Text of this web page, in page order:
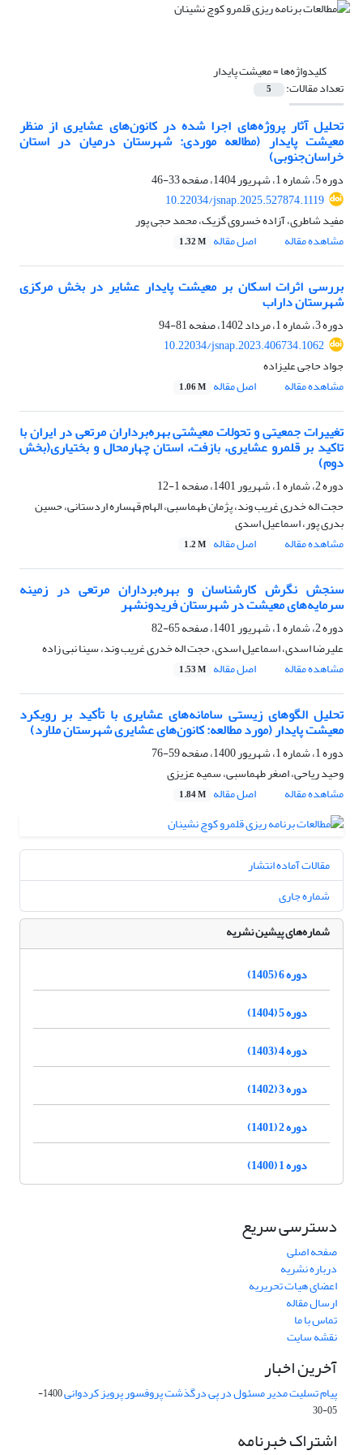
کلیدواژه‌ها =معیشت پایدار
تعداد مقالات: 5
تحلیل آثار پروژه‌های اجرا شده در کانون‌های عشایری از منظر
معیشت پایدار (مطالعه موردی: شهرستان درمیان در استان
خراسان‌جنوبی)
دوره 5، شماره 1، شهریور 1404، صفحه
33-46
10.22034/jsnap.2025.527874.1119
مفید شاطری، آزاده خسروی گزیک، محمد حجی پور
مشاهده مقاله
اصل مقاله 1.32 M
بررسی اثرات اسکان بر معیشت پایدار عشایر در بخش مرکزی
شهرستان داراب
دوره 3، شماره 1، مرداد 1402، صفحه
81-94
10.22034/jsnap.2023.406734.1062
جواد حاجی علیزاده
مشاهده مقاله
اصل مقاله 1.06 M
تغییرات جمعیتی و تحولات معیشتی بهره‌برداران مرتعی در ایران با
تاکید بر قلمرو عشایری، بازفت، استان چهارمحال و بختیاری(بخش
دوم)
دوره 2، شماره 1، شهریور 1401، صفحه
1-12
حجت اله خدری غریب وند، پژمان طهماسبی، الهام قهساره اردستانی، حسین
بدری پور، اسماعیل اسدی
مشاهده مقاله
اصل مقاله 1.2 M
سنجش نگرش کارشناسان و بهره‌برداران مرتعی در زمینه
سرمایه‌های معیشت در شهرستان فریدونشهر
دوره 2، شماره 1، شهریور 1401، صفحه
65-82
علیرضا اسدی، اسماعیل اسدی، حجت اله خدری غریب وند، سینا نبی زاده
مشاهده مقاله
اصل مقاله 1.53 M
تحلیل الگوهای زیستی سامانه‌های عشایری با تأکید بر رویکرد
معیشت پایدار (مورد مطالعه: کانون‌های عشایری شهرستان ملارد)
دوره 1، شماره 1، شهریور 1400، صفحه
59-76
وحید ریاحی، اصغر طهماسبی، سمیه عزیزی
مشاهده مقاله
اصل مقاله 1.84 M
مقالات آماده انتشار
شماره جاری
شماره‌های پیشین نشریه
دوره 6 (1405)
دوره 5 (1404)
دوره 4 (1403)
دوره 3 (1402)
دوره 2 (1401)
دوره 1 (1400)
دسترسی سریع
صفحه اصلی
درباره نشریه
اعضای هیات تحریریه
ارسال مقاله
تماس با ما
نقشه سایت
آخرین اخبار
پیام تسلیت مدیر مسئول در پی درگذشت پروفسور پرویز کردوانی
1400-
05-30
اشتراک خبرنامه